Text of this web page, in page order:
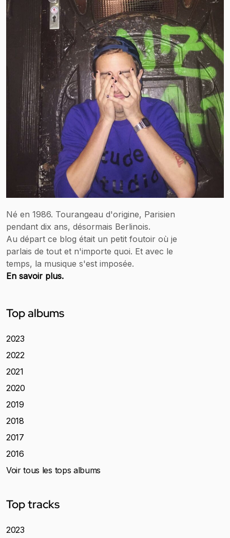
Né en 1986. Tourangeau d'origine, Parisien
pendant dix ans, désormais Berlinois.
Au départ ce blog était un petit foutoir où je
parlais de tout et n'importe quoi. Et avec le
temps, la musique s'est imposée.
En savoir plus.
Top albums
2023
2022
2021
2020
2019
2018
2017
2016
Voir tous les tops albums
Top tracks
2023